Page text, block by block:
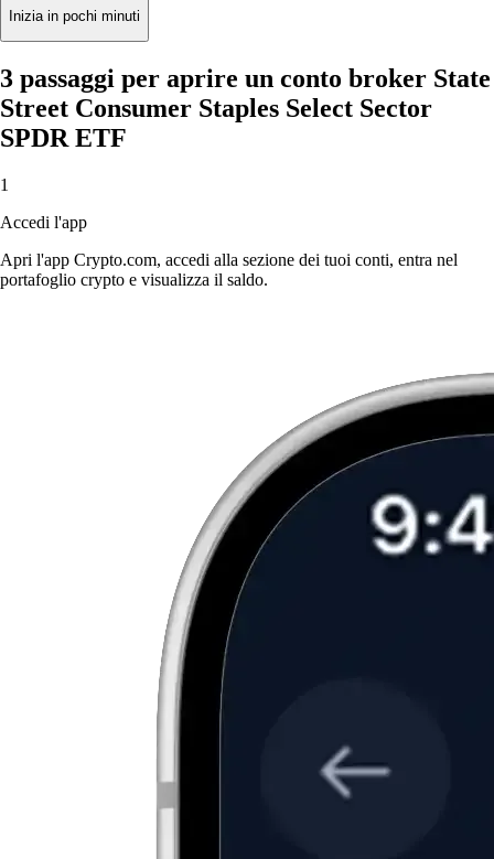
Inizia in pochi minuti
3 passaggi per aprire un conto broker State
Street Consumer Staples Select Sector
SPDR ETF
1
Accedi l'app
Apri l'app Crypto.com, accedi alla sezione dei tuoi conti, entra nel
portafoglio crypto e visualizza il saldo.